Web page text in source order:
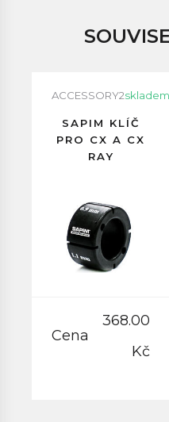
ACCESSORY2skladem
SAPIM KLÍČ
PRO CX A CX
RAY
Cena
368.00
Kč